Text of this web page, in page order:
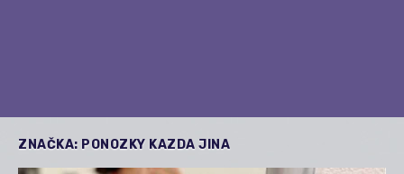
ZNAČKA: PONOZKY KAZDA JINA